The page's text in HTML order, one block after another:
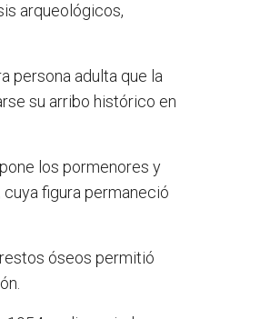
arqueológicos,
persona adulta que la
su arribo histórico en
los pormenores y
figura permaneció
óseos permitió